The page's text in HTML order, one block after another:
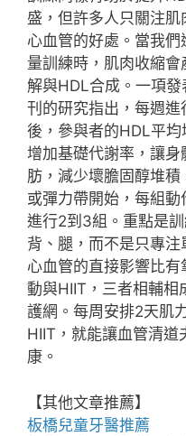
盛，但許多人只關注
心血管的好處。當我
量訓練時，肌肉收縮
解與HDL合成。一項
刊的研究指出，每週
後，參與者的HDL平
增加基礎代謝率，讓
肪，減少壞膽固醇堆
或彈力帶開始，每組動
進行2到3組。重點是
背、腿，而不是只專
心血管的直接影響比
動與HIIT，三者相輔相
護網。每周安排2天肌
HIIT，就能讓血管清道
康。
【其他文章推薦】
板橋兒童牙醫推薦